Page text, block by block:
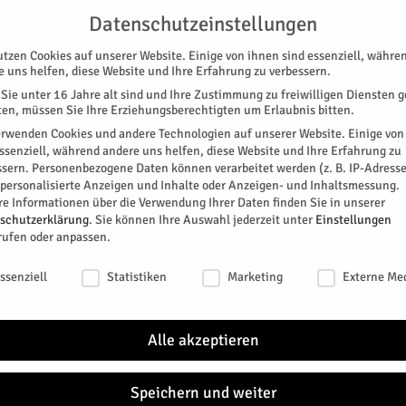
KONTAKT
SPEZIAL E-PAPER KINO GALERIE
Reparaturdienst
Datenschutzeinstellungen
Cookies auf unserer Website. Einige von ihnen sind essenziell,
uns helfen, diese Website und Ihre Erfahrung zu verbessern.
unter 16 Jahre alt sind und Ihre Zustimmung zu freiwilligen Diensten
müssen Sie Ihre Erziehungsberechtigten um Erlaubnis bitten.
Cookies und andere Technologien auf unserer Website. Einige
während andere uns helfen, diese Website und Ihre Erfahrung zu
Personenbezogene Daten können verarbeitet werden (z. B. IP-
Anzeigen und Inhalte oder Anzeigen- und Inhaltsmessung.
Informationen über die Verwendung Ihrer Daten finden Sie in unserer
. Sie können Ihre Auswahl jederzeit unter Einstellungen
oder anpassen.
Statistiken Marketing Externe
Alle akzeptieren
Speichern und weiter